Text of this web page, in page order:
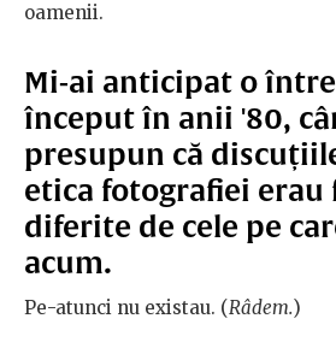
oamenii.
Mi-ai anticipat o
început în anii '80,
presupun că
etica fotografiei erau
diferite de cele pe
acum.
Pe-atunci nu existau. (Râdem.)